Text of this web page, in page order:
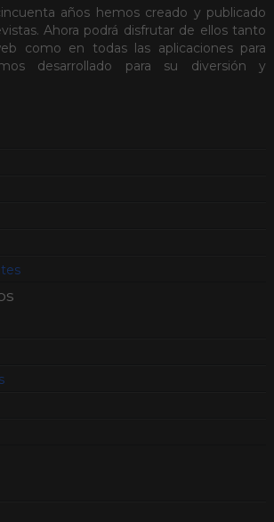
años hemos creado y publicado
Ahora podrá disfrutar de ellos tanto
como en todas las aplicaciones para
desarrollado para su diversión y